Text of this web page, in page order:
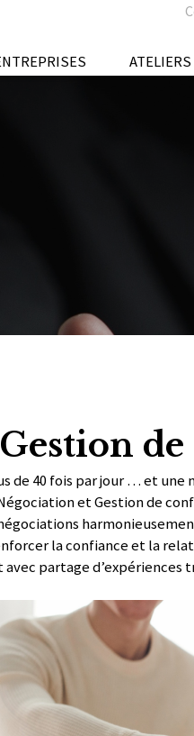
ATELIERS
de 40 fois par jour … et
et Gestion de
la confiance et la
partage d’expériences